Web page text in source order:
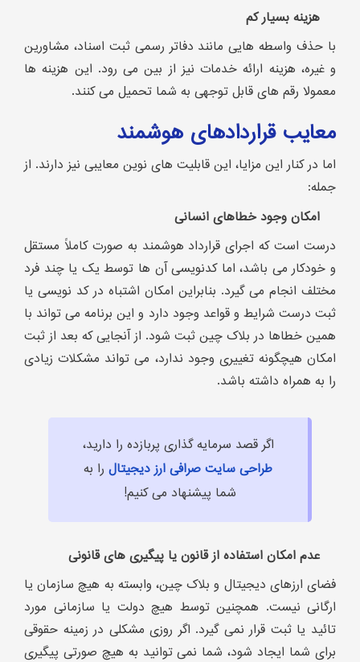
هزینه بسیار کم
با حذف واسطه هایی مانند دفاتر رسمی ثبت اسناد، مشاورین
و غیره، هزینه ارائه خدمات نیز از بین می رود. این هزینه ها
معمولا رقم های قابل توجهی به شما تحمیل می کنند.
معایب قراردادهای هوشمند
اما در کنار این مزایا، این قابلیت های نوین معایبی نیز دارند. از
جمله:
امکان وجود خطاهای انسانی
درست است که اجرای قرارداد هوشمند به صورت کاملاً مستقل
و خودکار می باشد، اما کدنویسی آن ها توسط یک یا چند فرد
مختلف انجام می گیرد. بنابراین امکان اشتباه در کد نویسی یا
ثبت درست شرایط و قواعد وجود دارد و این برنامه می تواند با
همین خطاها در بلاک چین ثبت شود. از آنجایی که بعد از ثبت
امکان هیچگونه تغییری وجود ندارد، می تواند مشکلات زیادی
را به همراه داشته باشد.
اگر قصد سرمایه گذاری پربازده را دارید،
طراحی سایت صرافی ارز دیجیتال را به
شما پیشنهاد می کنیم!
عدم امکان استفاده از قانون یا پیگیری های قانونی
فضای ارزهای دیجیتال و بلاک چین، وابسته به هیچ سازمان یا
ارگانی نیست. همچنین توسط هیچ دولت یا سازمانی مورد
تائید یا ثبت قرار نمی گیرد. اگر روزی مشکلی در زمینه حقوقی
برای شما ایجاد شود، شما نمی توانید به هیچ صورتی پیگیری